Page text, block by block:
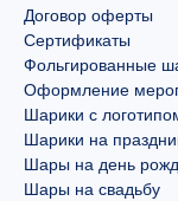
Договор оферты
Сертификаты
Фольгированные
Оформление
Шарики с
Шарики на
Шары на день
Шары на свадьбу